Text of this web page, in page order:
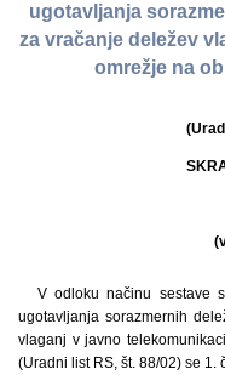
ugotavljanja
za vračanje deležev
omrežje na
V odloku načinu sestave
ugotavljanja sorazmernih
vlaganj v javno
(Uradni list RS, št. 88/02) se